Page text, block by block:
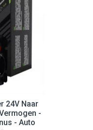
24V Naar
-
- Auto